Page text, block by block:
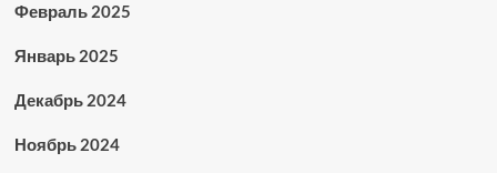
Февраль 2025
Январь 2025
Декабрь 2024
Ноябрь 2024